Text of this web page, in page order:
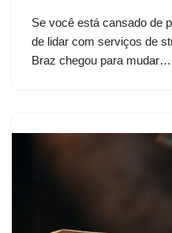
Se você está cansado de
de lidar com serviços de
Braz chegou para mudar…